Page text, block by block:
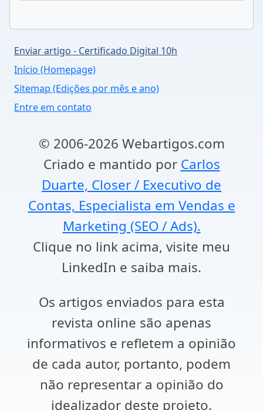
Enviar artigo - Certificado Digital 10h
Início (Homepage)
Sitemap (Edições por mês e ano)
Entre em contato
© 2006-2026 Webartigos.com
Criado e mantido por Carlos
Duarte, Closer / Executivo de
Contas, Especialista em Vendas e
Marketing (SEO / Ads).
Clique no link acima, visite meu
LinkedIn e saiba mais.
Os artigos enviados para esta
revista online são apenas
informativos e refletem a opinião
de cada autor, portanto, podem
não representar a opinião do
idealizador deste projeto.